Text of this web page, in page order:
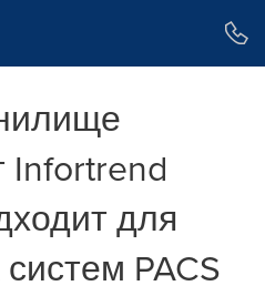
Infortrend
для
PACS